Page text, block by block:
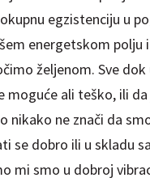
okupnu egzistenciju u
energetskom polju
željenom. Sve dok
ali teško, ili
ne znači da
se dobro ili u skladu
mi smo u dobroj